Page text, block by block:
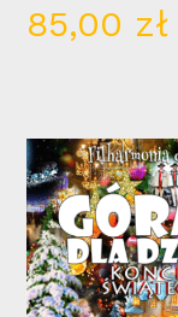
85,00 zł
13
gru